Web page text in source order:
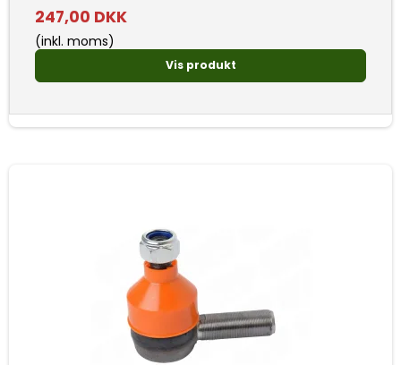
247,00 DKK
(inkl. moms)
Vis produkt